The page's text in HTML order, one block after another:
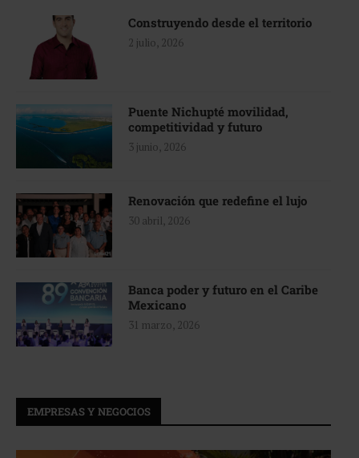
Construyendo desde el territorio
2 julio, 2026
Puente Nichupté movilidad,
competitividad y futuro
3 junio, 2026
Renovación que redefine el lujo
30 abril, 2026
Banca poder y futuro en el Caribe
Mexicano
31 marzo, 2026
EMPRESAS Y NEGOCIOS